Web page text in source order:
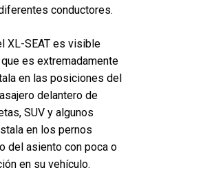
conductores.
XL-SEAT es visible
es extremadamente
en las posiciones del
delantero de
SUV y algunos
en los pernos
del asiento con poca o
en su vehículo.